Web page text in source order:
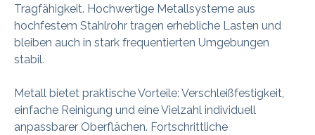
Tragfähigkeit. Hochwertige Metallsysteme aus
hochfestem Stahlrohr tragen erhebliche Lasten und
bleiben auch in stark frequentierten Umgebungen
stabil.
Metall bietet praktische Vorteile: Verschleißfestigkeit,
einfache Reinigung und eine Vielzahl individuell
anpassbarer Oberflächen. Fortschrittliche